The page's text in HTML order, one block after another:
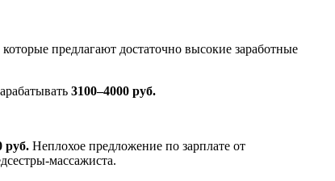
предлагают достаточно высокие заработные
3100–4000 руб.
руб. Неплохое предложение по зарплате от
массажиста.